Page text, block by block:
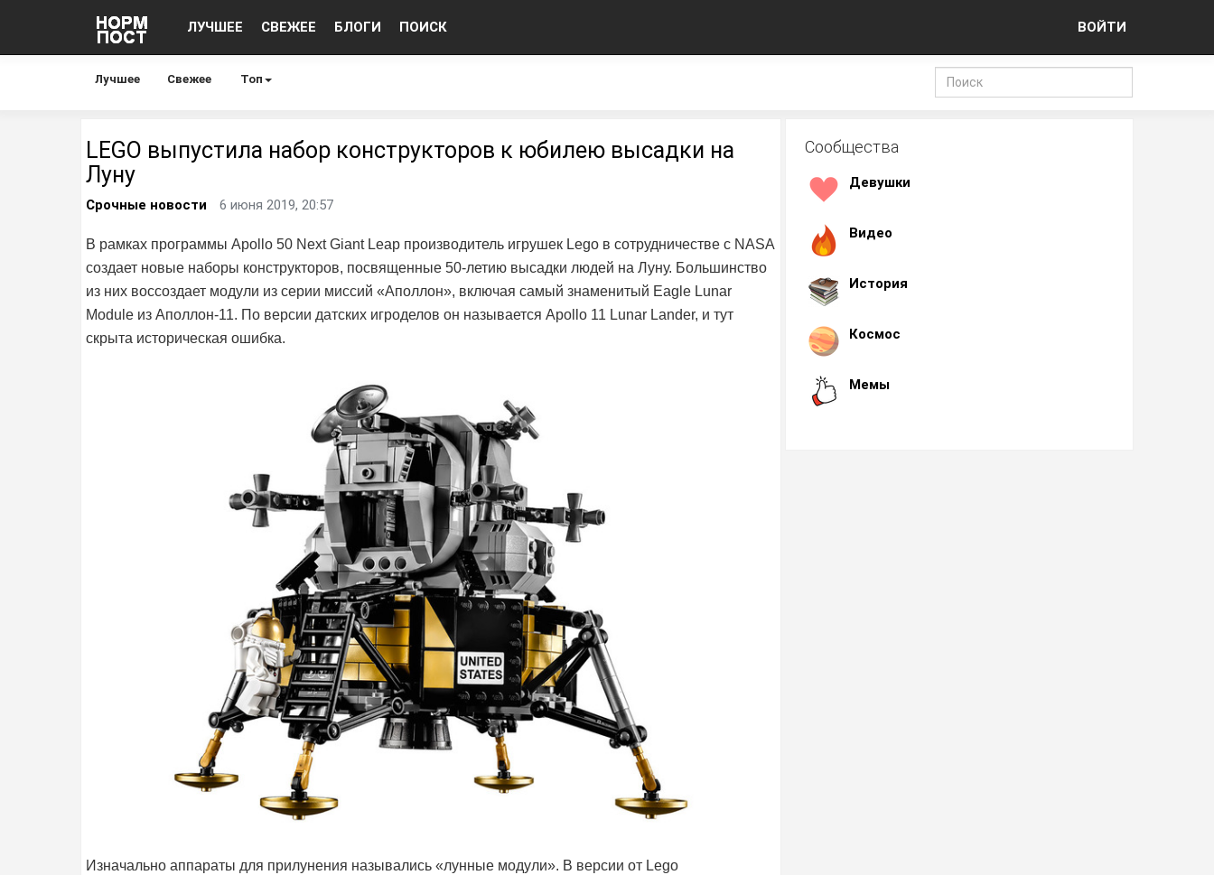
ЛУЧШЕЕ СВЕЖЕЕ БЛОГИ ПОИСК ВОЙТИ
Лучшее Свежее Топ
LEGO выпустила набор конструкторов к юбилею высадки на
Луну
Срочные новости 6 июня 2019, 20:57
В рамках программы Apollo 50 Next Giant Leap производитель игрушек Lego в сотрудничестве с NASA
создает новые наборы конструкторов, посвященные 50-летию высадки людей на Луну. Большинство
из них воссоздает модули из серии миссий «Аполлон», включая самый знаменитый Eagle Lunar
Module из Аполлон-11. По версии датских игроделов он называется Apollo 11 Lunar Lander, и тут
скрыта историческая ошибка.
Изначально аппараты для прилунения назывались «лунные модули». В версии от Lego
Сообщества
Девушки
Видео
История
Космос
Мемы